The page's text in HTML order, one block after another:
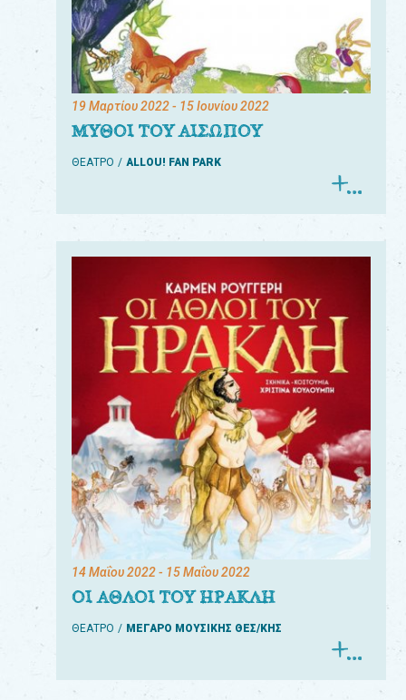
19 Μαρτίου 2022- 15 Ιουνίου 2022
ΜΥΘΟΙ ΤΟΥ ΑΙΣΩΠΟΥ
ΘΕΑΤΡΟ ALLOU! FAN PARK
14 Μαΐου 2022- 15 Μαΐου 2022
ΟΙ ΑΘΛΟΙ ΤΟΥ ΗΡΑΚΛΗ
ΘΕΑΤΡΟ ΜΕΓΑΡΟ ΜΟΥΣΙΚΗΣ ΘΕΣ/ΚΗΣ